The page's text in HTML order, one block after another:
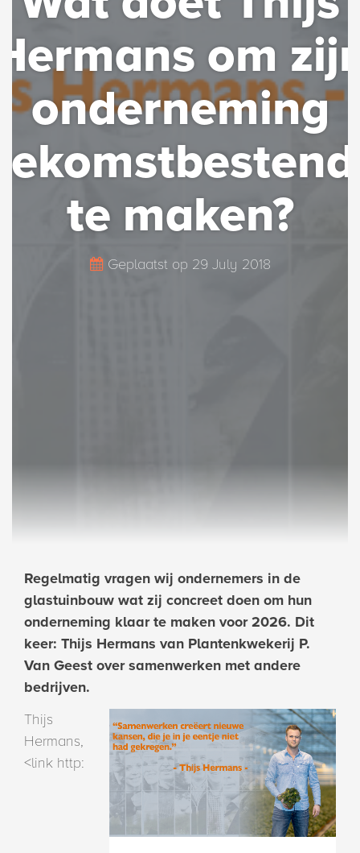
om
onderneming
te maken?
Geplaatst op 29 July 2018
Regelmatig vragen wij ondernemers in de
glastuinbouw wat zij concreet doen om hun
onderneming klaar te maken voor 2026. Dit
keer: Thijs Hermans van Plantenkwekerij P.
Van Geest over samenwerken met andere
bedrijven.
Thijs
Hermans,
<link http: